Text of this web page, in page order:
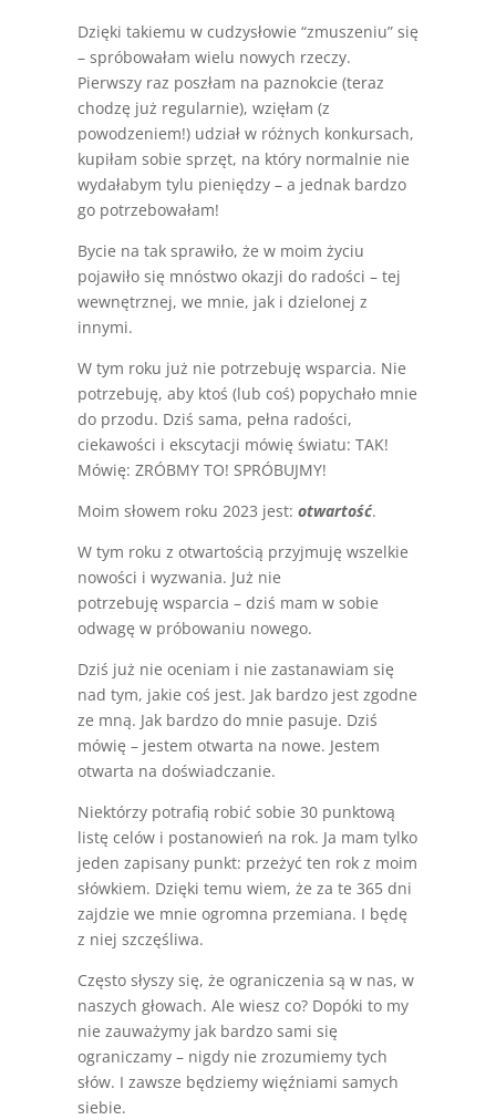
Dzięki takiemu w cudzysłowie “zmuszeniu” się
– spróbowałam wielu nowych rzeczy.
Pierwszy raz poszłam na paznokcie (teraz
chodzę już regularnie), wzięłam (z
powodzeniem!) udział w różnych konkursach,
kupiłam sobie sprzęt, na który normalnie nie
wydałabym tylu pieniędzy – a jednak bardzo
go potrzebowałam!
Bycie na tak sprawiło, że w moim życiu
pojawiło się mnóstwo okazji do radości – tej
wewnętrznej, we mnie, jak i dzielonej z
innymi.
W tym roku już nie potrzebuję wsparcia. Nie
potrzebuję, aby ktoś (lub coś) popychało mnie
do przodu. Dziś sama, pełna radości,
ciekawości i ekscytacji mówię światu: TAK!
Mówię: ZRÓBMY TO! SPRÓBUJMY!
Moim słowem roku 2023 jest: otwartość.
W tym roku z otwartością przyjmuję wszelkie
nowości i wyzwania. Już nie
potrzebuję wsparcia – dziś mam w sobie
odwagę w próbowaniu nowego.
Dziś już nie oceniam i nie zastanawiam się
nad tym, jakie coś jest. Jak bardzo jest zgodne
ze mną. Jak bardzo do mnie pasuje. Dziś
mówię – jestem otwarta na nowe. Jestem
otwarta na doświadczanie.
Niektórzy potrafią robić sobie 30 punktową
listę celów i postanowień na rok. Ja mam tylko
jeden zapisany punkt: przeżyć ten rok z moim
słówkiem. Dzięki temu wiem, że za te 365 dni
zajdzie we mnie ogromna przemiana. I będę
z niej szczęśliwa.
Często słyszy się, że ograniczenia są w nas, w
naszych głowach. Ale wiesz co? Dopóki to my
nie zauważymy jak bardzo sami się
ograniczamy – nigdy nie zrozumiemy tych
słów. I zawsze będziemy więźniami samych
siebie.